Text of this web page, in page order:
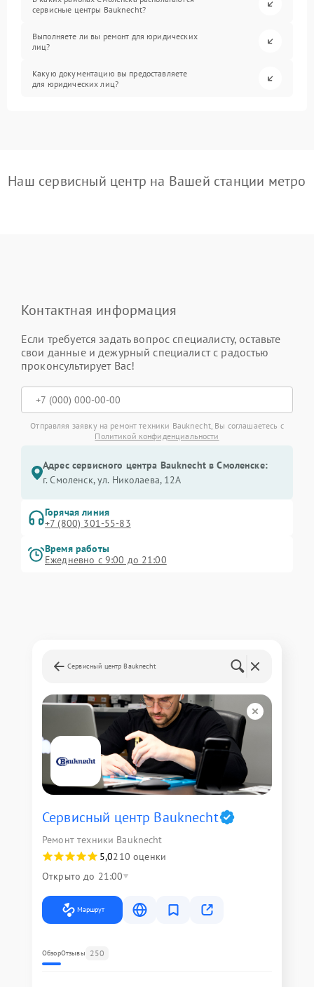
сервисные центры Bauknecht?
Выполняете ли вы ремонт для юридических
лиц?
Какую документацию вы предоставляете
для юридических лиц?
Наш сервисный центр на Вашей станции метро
Контактная информация
Если требуется задать вопрос специалисту, оставьте
свои данные и дежурный специалист с радостью
проконсультирует Вас!
Отправляя заявку на ремонт техники Bauknecht, Вы соглашаетесь с
Политикой конфиденциальности
Адрес сервисного центра Bauknecht в Смоленске:
г. Смоленск, ул. Николаева, 12А
Горячая линия
+7 (800) 301-55-83
Время работы
Ежедневно с 9:00 до 21:00
Сервисный центр Bauknecht
Сервисный центр Bauknecht
Ремонт техники Bauknecht
5,0210 оценки
Открыто до 21:00
Маршрут
ОбзорОтзывы 250